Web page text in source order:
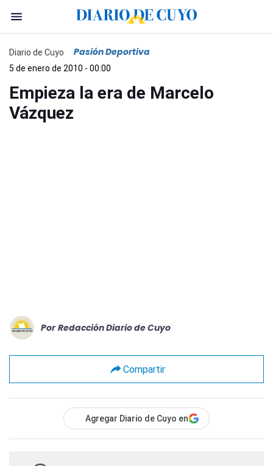
Diario de Cuyo Pasión Deportiva
5 de enero de 2010 - 00:00
Empieza la era de Marcelo
Vázquez
Por Redacción Diario de Cuyo
Compartir
Agregar Diario de Cuyo en